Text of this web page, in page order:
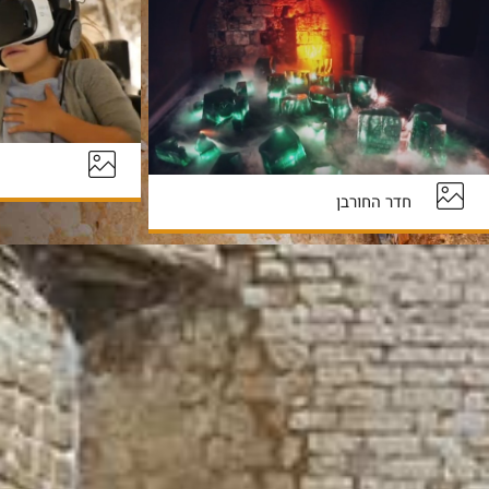
חדר החורבן